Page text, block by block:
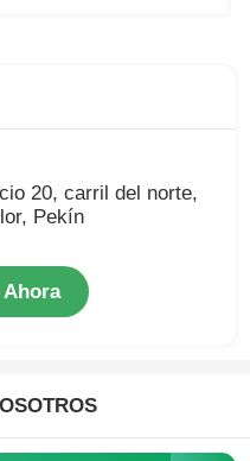
20, carril del norte,
Pekín